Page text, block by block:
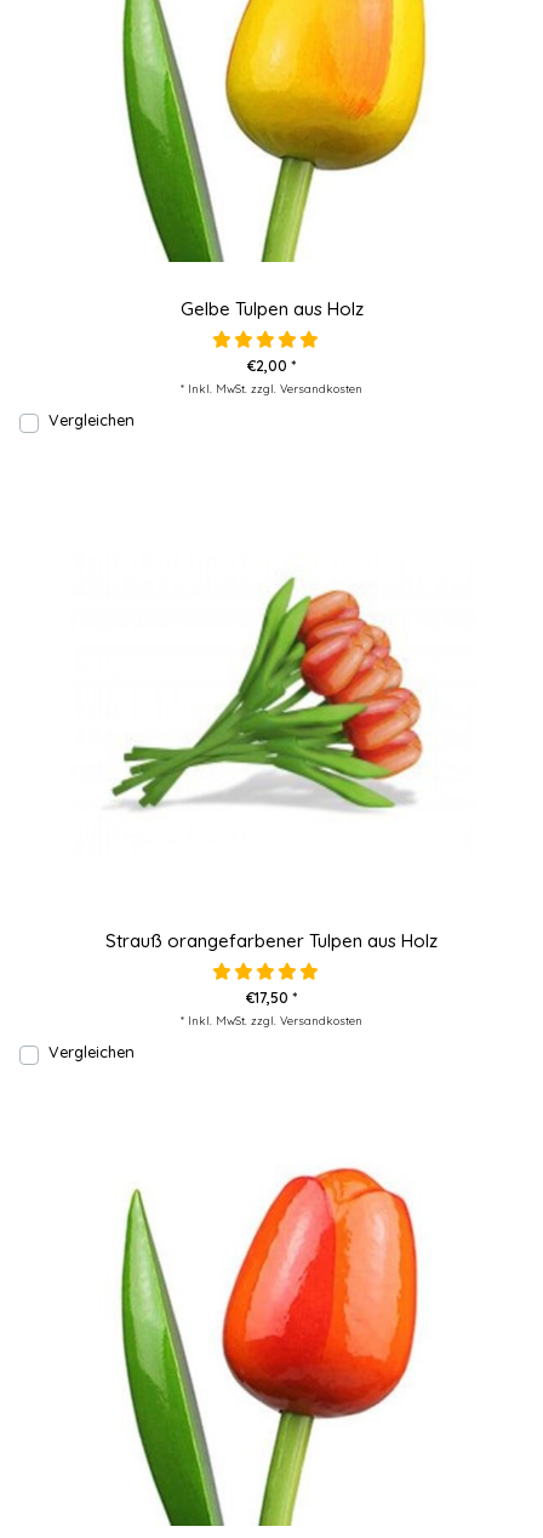
Gelbe Tulpen aus Holz
€2,00 *
* Inkl. MwSt. zzgl. Versandkosten
Vergleichen
Strauß orangefarbener Tulpen aus Holz
€17,50 *
* Inkl. MwSt. zzgl. Versandkosten
Vergleichen